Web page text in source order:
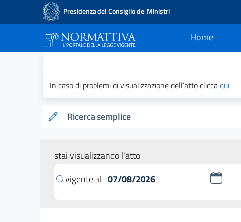
Presidenza del Consiglio dei Ministri
Home
current
In caso di problemi di visualizzazione dell’atto cliccaqui
Ricerca semplice
stai visualizzando l'atto
vigente al